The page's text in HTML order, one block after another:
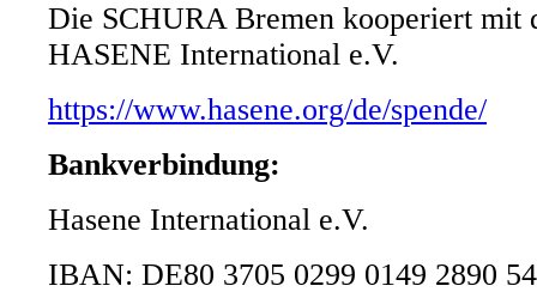
Die SCHURA Bremen kooperiert mit
HASENE International e.V.
https://www.hasene.org/de/spende/
Bankverbindung:
Hasene International e.V.
IBAN: DE80 3705 0299 0149 2890 54